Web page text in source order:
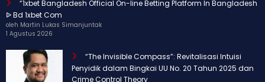
“1xbet Bangladesh Official On-line Betting Platform In Bangladesh
ᐉ Bd 1xbet Com
oleh Martin Lukas Simanjuntak
1 Agustus 2026
“The Invisible Compass”: Revitalisasi Intuisi
Penyidik dalam Bingkai UU No. 20 Tahun 2025 dan